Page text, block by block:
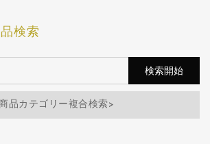
検索
商品カテゴリー複合検索>